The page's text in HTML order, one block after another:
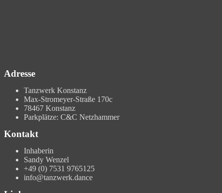
Adresse
Tanzwerk Konstanz
Max-Stromeyer-Straße 170c
78467 Konstanz
Parkplätze: C&C Netzhammer
Kontakt
Inhaberin
Sandy Wenzel
+49 (0) 7531 9765125
info@tanzwerk.dance